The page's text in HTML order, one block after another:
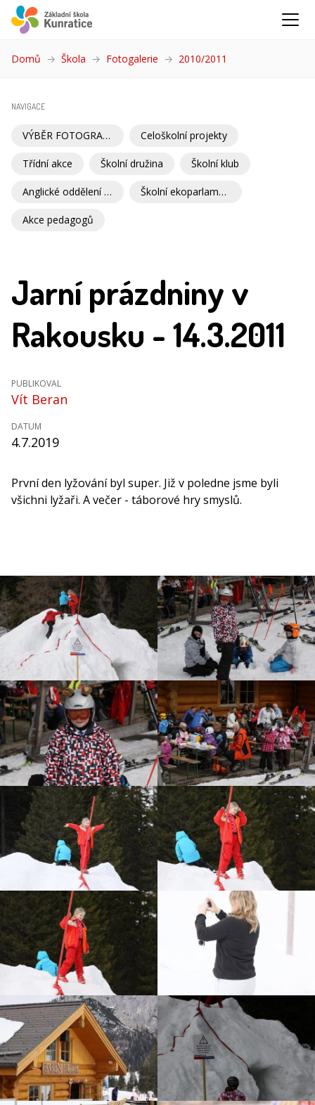
Domů Škola Fotogalerie 2010/2011
NAVIGACE
VÝBĚR FOTOGRAFIÍ Celoškolní projekty
Třídní akce Školní družina Školní klub
Anglické oddělení školní družiny Školní ekoparlament
Akce pedagogů
Jarní prázdniny v
Rakousku - 14.3.2011
PUBLIKOVAL
Vít Beran
DATUM
4.7.2019
První den lyžování byl super. Již v poledne jsme byli
všichni lyžaři. A večer - táborové hry smyslů.